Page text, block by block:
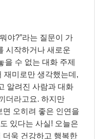
야?”라는 질문이 가
시작하거나 새로운
을 수 없는 대화 주제
재미로만 생각했는데,
알려진 사람과 대화
더라고요. 하지만
오히려 좋은 인연을
있다는 사실! 오늘은
더욱 건강하고 행복한